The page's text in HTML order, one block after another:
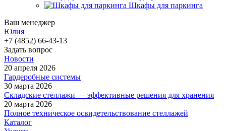
Шкафы для паркинга
Ваш менеджер
Юлия
+7 (4852) 66-43-13
Задать вопрос
Новости
20 апреля 2026
Гардеробные системы
30 марта 2026
Складские стеллажи — эффективные решения для хранения
20 марта 2026
Полное техническое освидетельствование стеллажей
Каталог